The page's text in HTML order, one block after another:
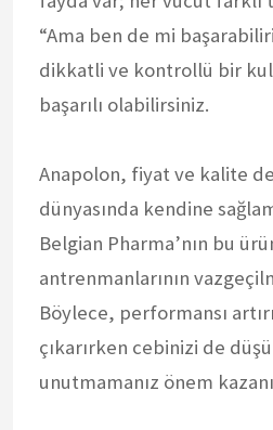
“Ama ben de mi
dikkatli ve kontrollü bir
başarılı olabilirsiniz.
Anapolon, fiyat ve kalite
dünyasında kendine
Belgian Pharma’nın bu
antrenmanlarının
Böylece, performansı
çıkarırken cebinizi de
unutmamanız önem